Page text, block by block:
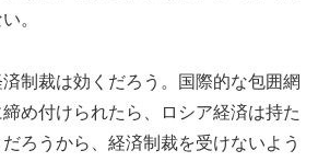
。
制裁は効くだろう。国際的な包囲網
め付けられたら、ロシア経済は持た
ろうから、経済制裁を受けないよう